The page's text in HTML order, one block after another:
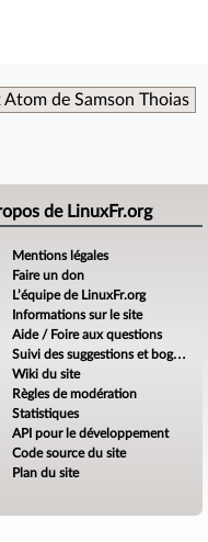
Atom de Samson Thoias
de LinuxFr.org
Mentions légales
Faire un don
L’équipe de LinuxFr.org
Informations sur le site
Aide / Foire aux questions
Suivi des suggestions et bogues
Wiki du site
Règles de modération
Statistiques
API pour le développement
Code source du site
Plan du site